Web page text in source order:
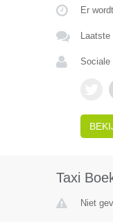
Er
Sociale
Taxi
Niet